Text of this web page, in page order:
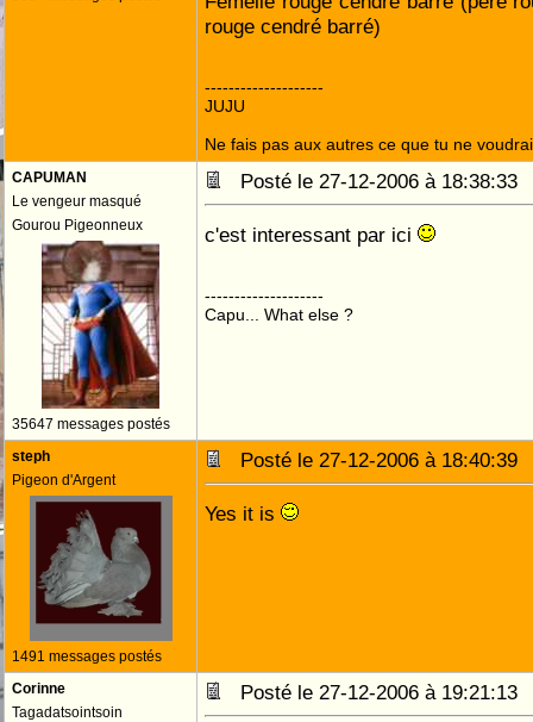
rouge cendré barré)
--------------------
JUJU
Ne fais pas aux autres ce que tu ne
CAPUMAN
Le vengeur masqué
Gourou Pigeonneux
35647 messages postés
Posté le 27-12-2006 à
c'est interessant par ici
--------------------
Capu... What else ?
steph
Pigeon d'Argent
1491 messages postés
Posté le 27-12-2006 à
Yes it is
Corinne
Tagadatsointsoin
Posté le 27-12-2006 à